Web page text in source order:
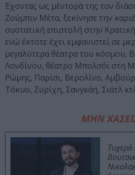
Έχοντας ως μέντορά της τον
Ζούμπιν Μέτα, ξεκίνησε την
συστατική επιστολή στην
ενώ έκτοτε έχει εμφανιστεί σε
μεγαλύτερα θέατρα του κόσμου,
Λονδίνου, θέατρο Μπολσόι στη
Ρώμης, Παρίσι, Βερολίνο,
Τόκυο, Ζυρίχη, Σανγκάη, Σιάτλ
ΜΗΝ